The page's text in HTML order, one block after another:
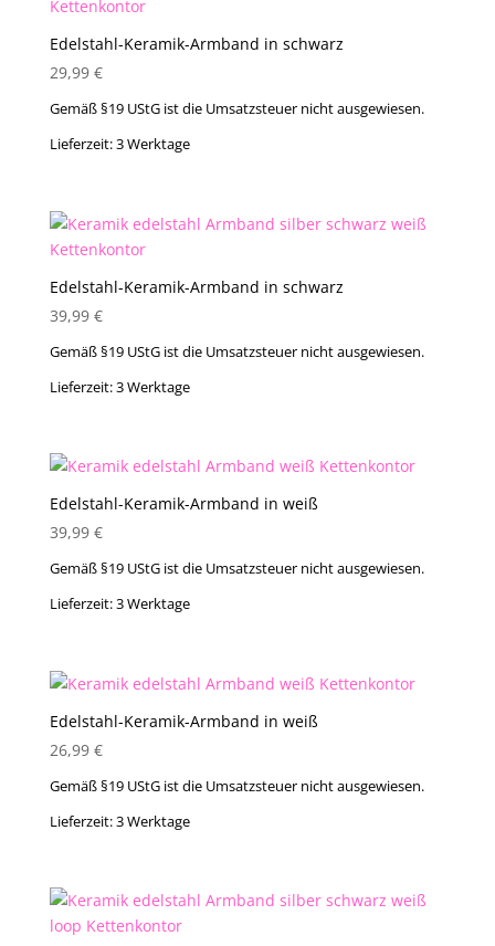
Edelstahl-Keramik-Armband in schwarz
29,99 €
Gemäß §19 UStG ist die Umsatzsteuer nicht ausgewiesen.
Lieferzeit:3 Werktage
Edelstahl-Keramik-Armband in schwarz
39,99 €
Gemäß §19 UStG ist die Umsatzsteuer nicht ausgewiesen.
Lieferzeit:3 Werktage
Edelstahl-Keramik-Armband in weiß
39,99 €
Gemäß §19 UStG ist die Umsatzsteuer nicht ausgewiesen.
Lieferzeit:3 Werktage
Edelstahl-Keramik-Armband in weiß
26,99 €
Gemäß §19 UStG ist die Umsatzsteuer nicht ausgewiesen.
Lieferzeit:3 Werktage